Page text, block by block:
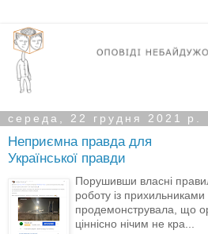
середа, 22 грудня 2021 р.
Неприємна правда для
Української правди
Порушивши власні
роботу із
продемонструвала, що
ціннісно нічим не кра...